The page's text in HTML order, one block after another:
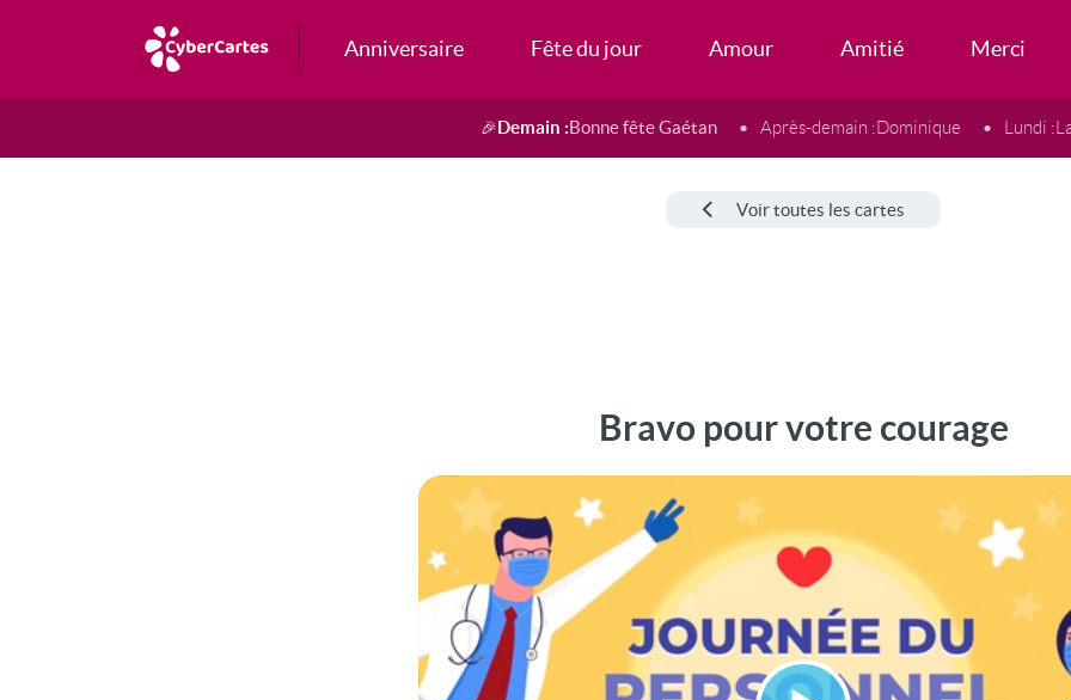
Anniversaire Fête du jour Amour Amitié Merci
🎉Demain :Bonne fête Gaétan Après-demain :Dominique Lundi :
Voir toutes les cartes
Bravo pour votre courage